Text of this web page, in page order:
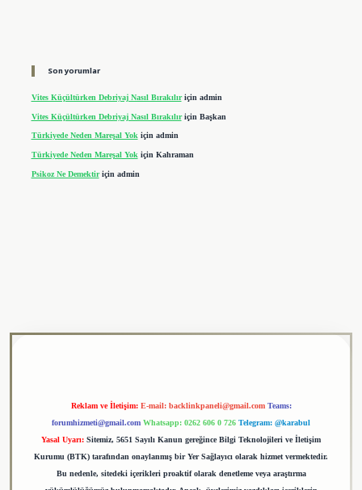
Son yorumlar
Vites Küçültürken Debriyaj Nasıl Bırakılıriçin admin
Vites Küçültürken Debriyaj Nasıl Bırakılıriçin Başkan
Türkiyede Neden Mareşal Yokiçin admin
Türkiyede Neden Mareşal Yok için Kahraman
Psikoz Ne Demektiriçin admin
Reklam ve İletişim: E-mail: backlinkpaneli@gmail.com Teams:
forumhizmeti@gmail.com Whatsapp: 0262 606 0 726 Telegram: @karabul
Yasal Uyarı: Sitemiz, 5651 Sayılı Kanun gereğince Bilgi Teknolojileri ve İletişim
Kurumu (BTK) tarafından onaylanmış bir Yer Sağlayıcı olarak hizmet vermektedir.
Bu nedenle, sitedeki içerikleri proaktif olarak denetleme veya araştırma